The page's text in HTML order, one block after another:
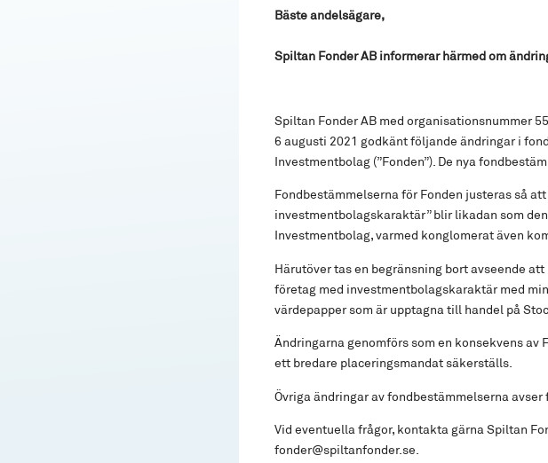
Bäste andelsägare,
Spiltan Fonder AB informerar härmed om
Spiltan Fonder AB med organisationsnummer
6 augusti 2021 godkänt följande ändringar i
Investmentbolag (”Fonden”). De nya
Fondbestämmelserna för Fonden justeras så
investmentbolagskaraktär” blir likadan som
Investmentbolag, varmed konglomerat även
Härutöver tas en begränsning bort avseende
företag med investmentbolagskaraktär med
värdepapper som är upptagna till handel på
Ändringarna genomförs som en konsekvens
ett bredare placeringsmandat säkerställs.
Övriga ändringar av fondbestämmelserna
Vid eventuella frågor, kontakta gärna Spiltan
fonder@spiltanfonder.se.